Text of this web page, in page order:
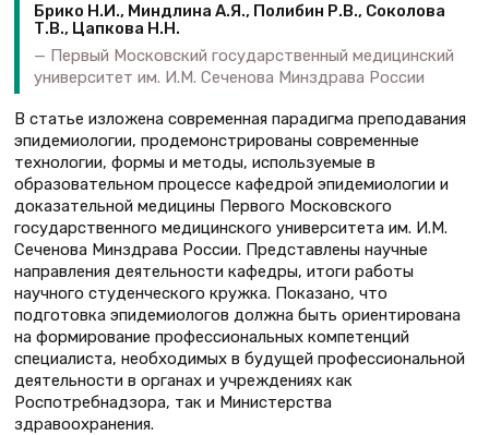
Брико Н.И., Миндлина А.Я., Полибин Р.В., Соколова
Т.В., Цапкова Н.Н.
Первый Московский государственный медицинский
университет им. И.М. Сеченова Минздрава России
В статье изложена современная парадигма преподавания
эпидемиологии, продемонстрированы современные
технологии, формы и методы, используемые в
образовательном процессе кафедрой эпидемиологии и
доказательной медицины Первого Московского
государственного медицинского университета им. И.М.
Сеченова Минздрава России. Представлены научные
направления деятельности кафедры, итоги работы
научного студенческого кружка. Показано, что
подготовка эпидемиологов должна быть ориентирована
на формирование профессиональных компетенций
специалиста, необходимых в будущей профессиональной
деятельности в органах и учреждениях как
Роспотребнадзора, так и Министерства
здравоохранения.